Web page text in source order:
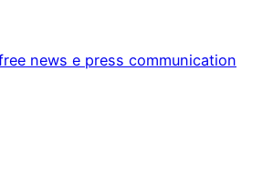
news e press communication